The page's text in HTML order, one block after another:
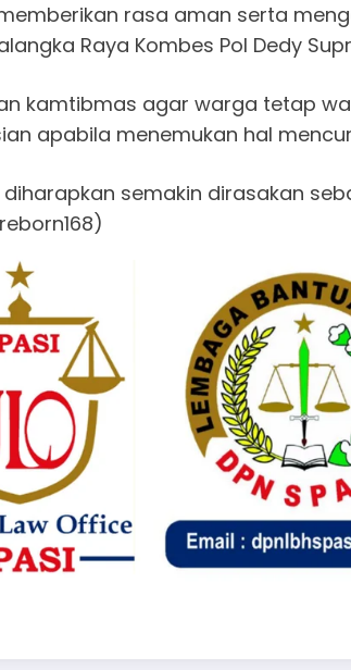
rasa aman serta
Raya Kombes Pol Dedy
kamtibmas agar warga tetap
apabila menemukan hal
semakin dirasakan